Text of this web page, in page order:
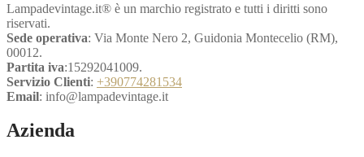
Lampadevintage.it® è un marchio registrato e tutti i diritti sono
riservati.
Sede operativa: Via Monte Nero 2, Guidonia Montecelio (RM),
00012.
Partita iva:15292041009.
Servizio Clienti: +390774281534
Email: info@lampadevintage.it
Azienda